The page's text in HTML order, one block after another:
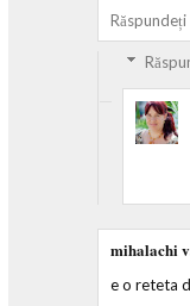
Răspundeți
mihalachi
e o reteta